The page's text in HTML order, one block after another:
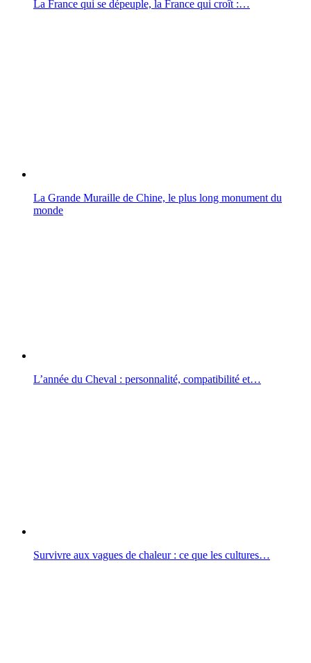
La France qui se dépeuple, la France qui croît :…
La Grande Muraille de Chine, le plus long monument du
monde
L’année du Cheval : personnalité, compatibilité et…
Survivre aux vagues de chaleur : ce que les cultures…